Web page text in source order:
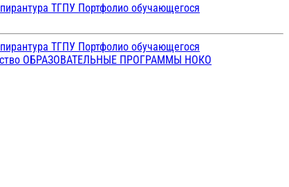
ТГПУ Портфолио обучающегося
ТГПУ Портфолио обучающегося
ОБРАЗОВАТЕЛЬНЫЕ ПРОГРАММЫ НОКО